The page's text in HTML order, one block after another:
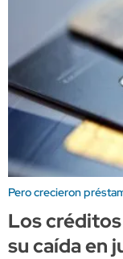
Pero crecieron
Los
su caída en